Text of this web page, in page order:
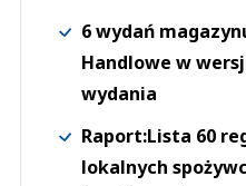
6 wydań
Handlowe w
wydania
Raport:Lista 60
lokalnych